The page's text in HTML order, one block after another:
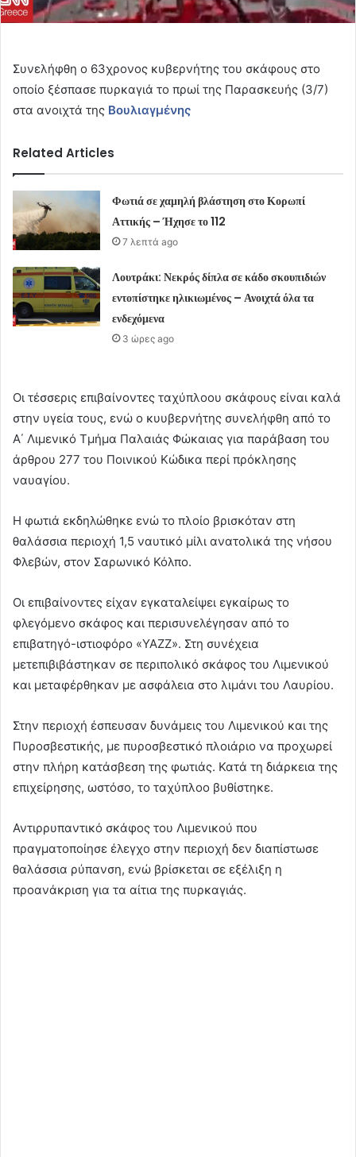
Συνελήφθη ο 63χρονος κυβερνήτης του σκάφους στο
οποίο ξέσπασε πυρκαγιά το πρωί της Παρασκευής (3/7)
στα ανοιχτά της Βουλιαγμένης
Related Articles
Φωτιά σε χαμηλή βλάστηση στο Κορωπί
Αττικής – Ήχησε το 112
7 λεπτά ago
Λουτράκι: Νεκρός δίπλα σε κάδο σκουπιδιών
εντοπίστηκε ηλικιωμένος – Ανοιχτά όλα τα
ενδεχόμενα
3 ώρες ago
Οι τέσσερις επιβαίνοντες ταχύπλοου σκάφους είναι καλά
στην υγεία τους, ενώ ο κυυβερνήτης συνελήφθη από το
Α΄ Λιμενικό Τμήμα Παλαιάς Φώκαιας για παράβαση του
άρθρου 277 του Ποινικού Κώδικα περί πρόκλησης
ναυαγίου.
Η φωτιά εκδηλώθηκε ενώ το πλοίο βρισκόταν στη
θαλάσσια περιοχή 1,5 ναυτικό μίλι ανατολικά της νήσου
Φλεβών, στον Σαρωνικό Κόλπο.
Οι επιβαίνοντες είχαν εγκαταλείψει εγκαίρως το
φλεγόμενο σκάφος και περισυνελέγησαν από το
επιβατηγό-ιστιοφόρο «YAZZ». Στη συνέχεια
μετεπιβιβάστηκαν σε περιπολικό σκάφος του Λιμενικού
και μεταφέρθηκαν με ασφάλεια στο λιμάνι του Λαυρίου.
Στην περιοχή έσπευσαν δυνάμεις του Λιμενικού και της
Πυροσβεστικής, με πυροσβεστικό πλοιάριο να προχωρεί
στην πλήρη κατάσβεση της φωτιάς. Κατά τη διάρκεια της
επιχείρησης, ωστόσο, το ταχύπλοο βυθίστηκε.
Αντιρρυπαντικό σκάφος του Λιμενικού που
πραγματοποίησε έλεγχο στην περιοχή δεν διαπίστωσε
θαλάσσια ρύπανση, ενώ βρίσκεται σε εξέλιξη η
προανάκριση για τα αίτια της πυρκαγιάς.